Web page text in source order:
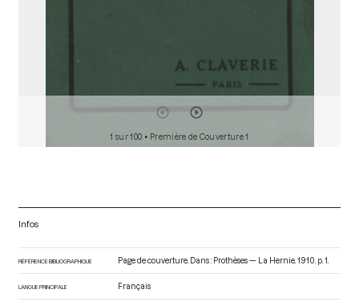
1 sur 100 • Première de Couverture 1
Infos
RÉFÉRENCE BIBLIOGRAPHIQUE Page de couverture. Dans : Prothèses — La Hernie . 1910. p. 1.
LANGUE PRINCIPALE Français